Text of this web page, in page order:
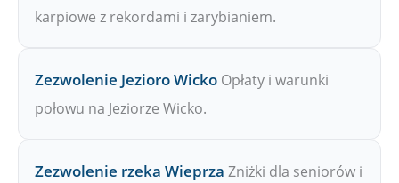
karpiowe z rekordami i zarybianiem.
Zezwolenie Jezioro Wicko Opłaty i warunki
połowu na Jeziorze Wicko.
Zezwolenie rzeka Wieprza Zniżki dla seniorów i